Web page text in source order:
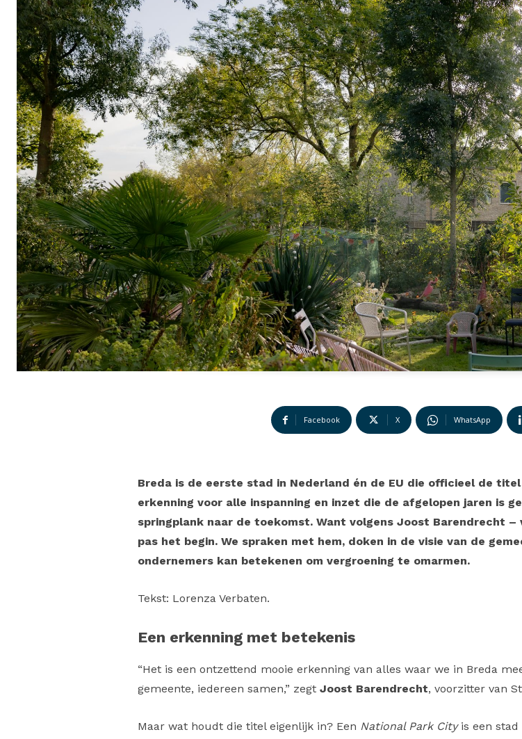
Facebook X WhatsApp
Breda is de eerste stad in Nederland én de EU die officieel de
erkenning voor alle inspanning en inzet die de afgelopen jaren is
springplank naar de toekomst. Want volgens Joost Barendrecht
pas het begin. We spraken met hem, doken in de visie van de
ondernemers kan betekenen om vergroening te omarmen.
Tekst: Lorenza Verbaten.
Een erkenning met betekenis
“Het is een ontzettend mooie erkenning van alles waar we in Breda
gemeente, iedereen samen,” zegt Joost Barendrecht, voorzitter van
Maar wat houdt die titel eigenlijk in? Een National Park Cityis een stad